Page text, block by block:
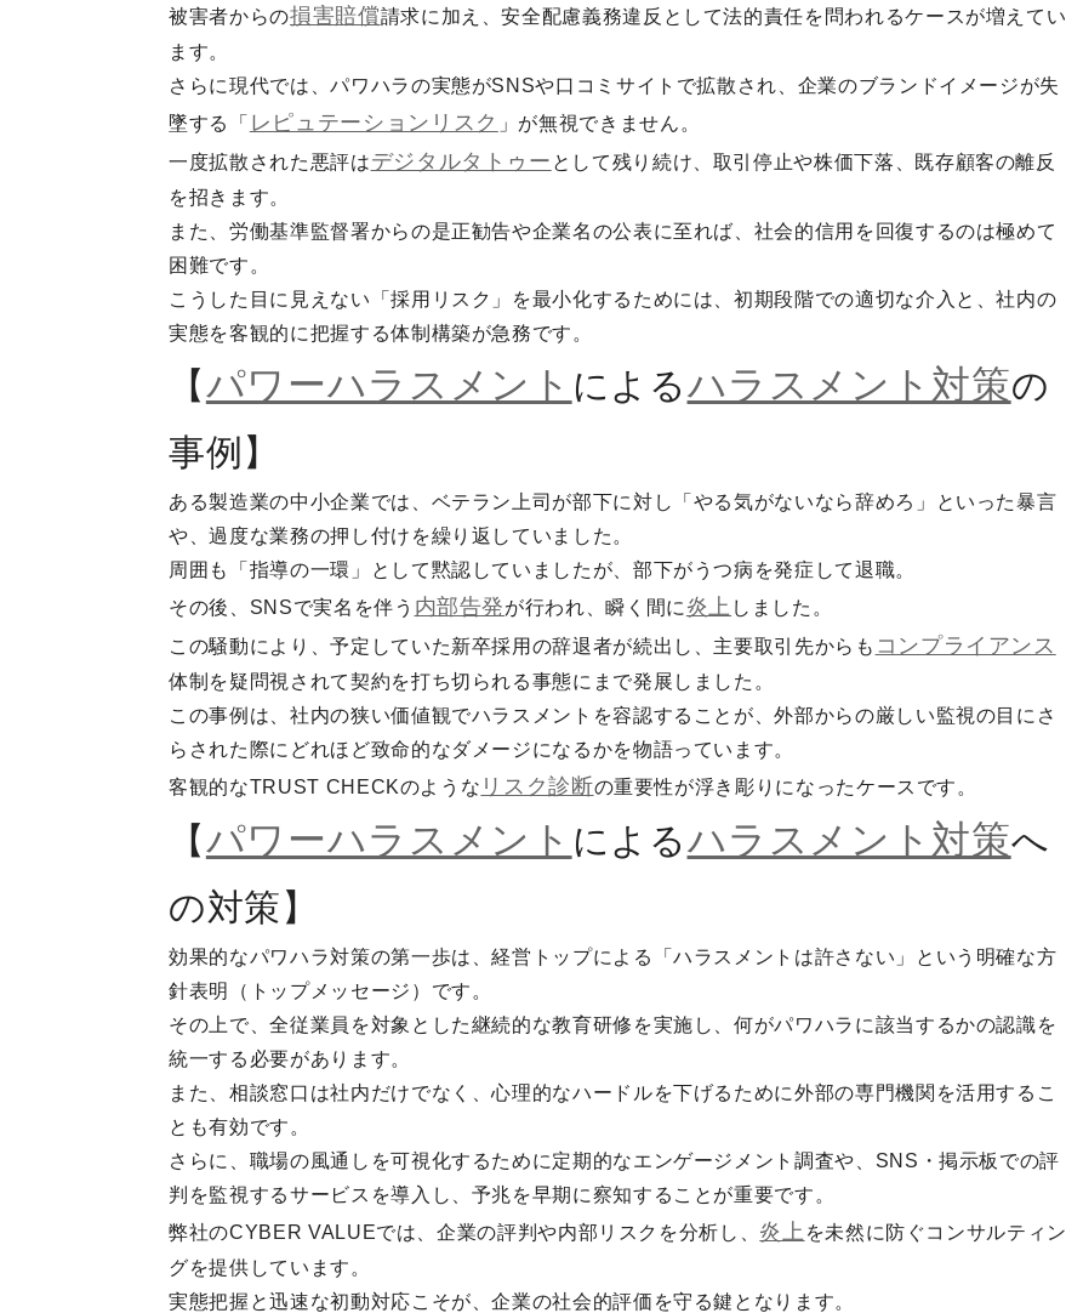
被害者からの損害賠償請求に加え、安全配慮義務違反として法的責任を問われるケースが増えてい
ます。
さらに現代では、パワハラの実態がSNSや口コミサイトで拡散され、企業のブランドイメージが失
墜する「 レピュテーションリスク 」が無視できません。
一度拡散された悪評はデジタルタトゥー として残り続け、取引停止や株価下落、既存顧客の離反
を招きます。
また、労働基準監督署からの是正勧告や企業名の公表に至れば、社会的信用を回復するのは極めて
困難です。
こうした目に見えない「採用リスク」を最小化するためには、初期段階での適切な介入と、社内の
実態を客観的に把握する体制構築が急務です。
【パワーハラスメント によるハラスメント対策の
事例】
ある製造業の中小企業では、ベテラン上司が部下に対し「やる気がないなら辞めろ」といった暴言
や、過度な業務の押し付けを繰り返していました。
周囲も「指導の一環」として黙認していましたが、部下がうつ病を発症して退職。
その後、SNSで実名を伴う 内部告発が行われ、瞬く間に 炎上 しました。
この騒動により、予定していた新卒採用の辞退者が続出し、主要取引先からも コンプライアンス
体制を疑問視されて契約を打ち切られる事態にまで発展しました。
この事例は、社内の狭い価値観でハラスメントを容認することが、外部からの厳しい監視の目にさ
らされた際にどれほど致命的なダメージになるかを物語っています。
客観的なTRUST CHECKのような リスク診断の重要性が浮き彫りになったケースです。
【パワーハラスメント によるハラスメント対策へ
の対策】
効果的なパワハラ対策の第一歩は、経営トップによる「ハラスメントは許さない」という明確な方
針表明（トップメッセージ）です。
その上で、全従業員を対象とした継続的な教育研修を実施し、何がパワハラに該当するかの認識を
統一する必要があります。
また、相談窓口は社内だけでなく、心理的なハードルを下げるために外部の専門機関を活用するこ
とも有効です。
さらに、職場の風通しを可視化するために定期的なエンゲージメント調査や、SNS・掲示板での評
判を監視するサービスを導入し、予兆を早期に察知することが重要です。
弊社のCYBER VALUEでは、企業の評判や内部リスクを分析し、 炎上 を未然に防ぐコンサルティン
グを提供しています。
実態把握と迅速な初動対応こそが、企業の社会的評価を守る鍵となります。